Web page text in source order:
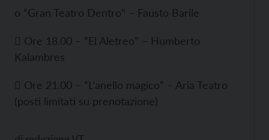
o “Gran Teatro Dentro” – Fausto Barile
 Ore 18.00 – “El Aletreo” – Humberto
Kalambres
 Ore 21.00 – “L’anello magico” – Aria Teatro
(posti limitati su prenotazione)